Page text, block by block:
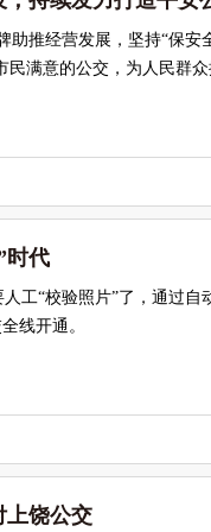
助推经营发展，坚持“保
民满意的公交，为人民群
时代
工“校验照片”了，通过自
线开通。
上饶公交